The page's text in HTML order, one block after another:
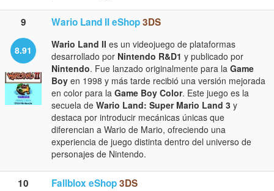
9 Wario Land II eShop3DS
8.91 Wario Land II es un videojuego de plataformas
desarrollado por Nintendo R&D1 y publicado por
Nintendo. Fue lanzado originalmente para la Game
Boy en 1998 y más tarde recibió una versión mejorada
en color para la Game Boy Color. Este juego es la
secuela de Wario Land: Super Mario Land 3 y
destaca por introducir mecánicas únicas que
diferencian a Wario de Mario, ofreciendo una
experiencia de juego distinta dentro del universo de
personajes de Nintendo.
10 Fallblox eShop3DS